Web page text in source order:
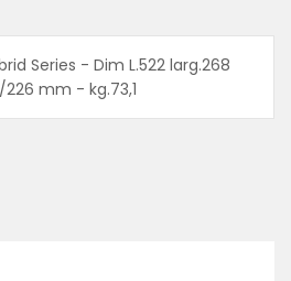
Series - Dim L.522 larg.268
mm - kg.73,1